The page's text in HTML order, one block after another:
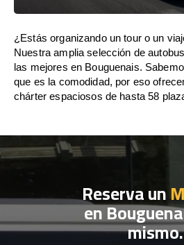
¿Estás organizando un tour o un
Nuestra amplia selección de
las mejores en Bouguenais.
que es la comodidad, por eso
chárter espaciosos de hasta 58
Reserva un
en
mismo.